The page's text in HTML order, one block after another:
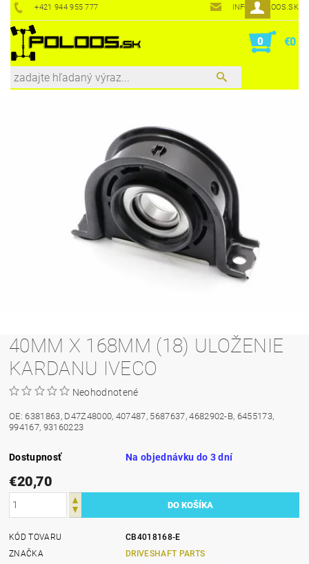
+421 944 955 777 INFO@POLOOS.SK
0 €0
40MM X 168MM (18) ULOŽENIE
KARDANU IVECO
Neohodnotené
OE: 6381863, D47Z48000, 407487, 5687637, 4682902-B, 6455173,
994167, 93160223
Dostupnosť Na objednávku do 3 dní
€20,70
KÓD TOVARU
CB4018168-E
ZNAČKA
DRIVESHAFT PARTS